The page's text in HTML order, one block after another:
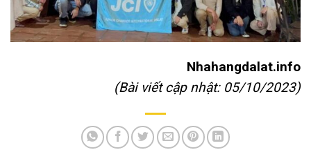
Nhahangdalat.info
(Bài viết cập nhật: 05/10/2023)